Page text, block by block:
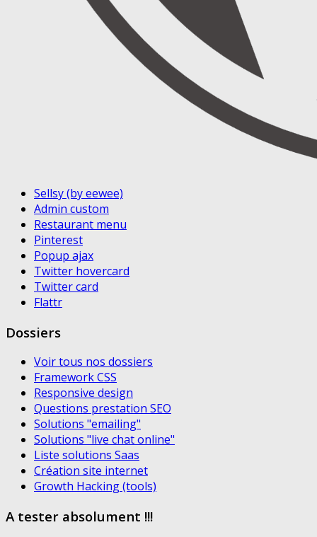
Sellsy (by eewee)
Admin custom
Restaurant menu
Pinterest
Popup ajax
Twitter hovercard
Twitter card
Flattr
Dossiers
Voir tous nos dossiers
Framework CSS
Responsive design
Questions prestation SEO
Solutions "emailing"
Solutions "live chat online"
Liste solutions Saas
Création site internet
Growth Hacking (tools)
A tester absolument !!!